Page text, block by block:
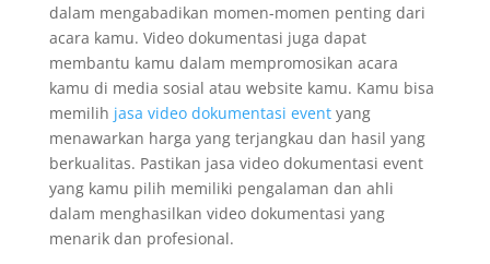
dalam mengabadikan momen-momen penting dari
acara kamu. Video dokumentasi juga dapat
membantu kamu dalam mempromosikan acara
kamu di media sosial atau website kamu. Kamu bisa
memilih jasa video dokumentasi eventyang
menawarkan harga yang terjangkau dan hasil yang
berkualitas. Pastikan jasa video dokumentasi event
yang kamu pilih memiliki pengalaman dan ahli
dalam menghasilkan video dokumentasi yang
menarik dan profesional.